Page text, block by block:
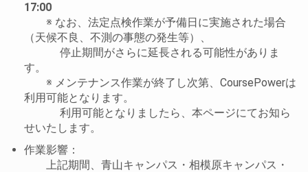
17:00
※ なお、法定点検作業が予備日に実施された場合
（天候不良、不測の事態の発生等）、
停止期間がさらに延長される可能性がありま
す。
※ メンテナンス作業が終了し次第、CoursePowerは
利用可能となります。
利用可能となりましたら、本ページにてお知ら
せいたします。
作業影響：
上記期間、青山キャンパス・相模原キャンパス・